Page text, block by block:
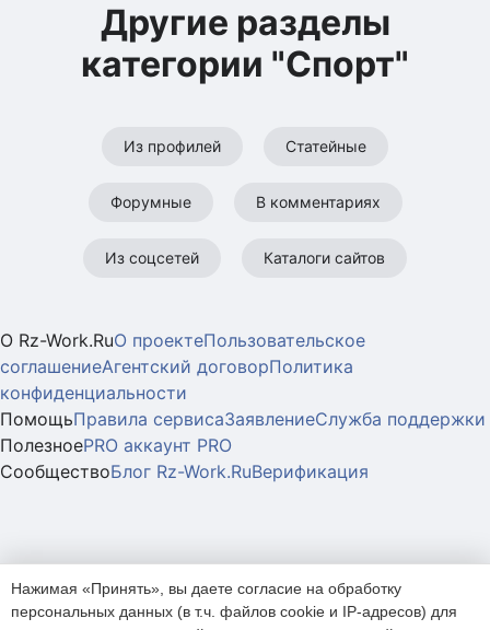
Другие разделы
категории "Спорт"
Из профилей Статейные
Форумные В комментариях
Из соцсетей Каталоги сайтов
Платные
информационные
услуги
—
PRO
доступа
О Rz-Work.RuО проектеПользовательское
соглашениеАгентский договорПолитика
конфиденциальности
ПомощьПравила сервисаЗаявлениеСлужба поддержки
ПолезноеPRO аккаунт PRO
СообществоБлог Rz-Work.RuВерификация
Нажимая «Принять», вы даете согласие на обработку
персональных данных (в т.ч. файлов cookie и IP-адресов) для